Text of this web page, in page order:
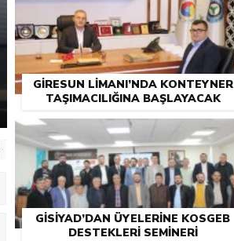
GIRESUN LIMANI’NDA KONTEYNER
TAŞIMACILIĞINA BAŞLAYACAK
GİSİYAD’DAN ÜYELERINE KOSGEB
DESTEKLERI SEMINERI